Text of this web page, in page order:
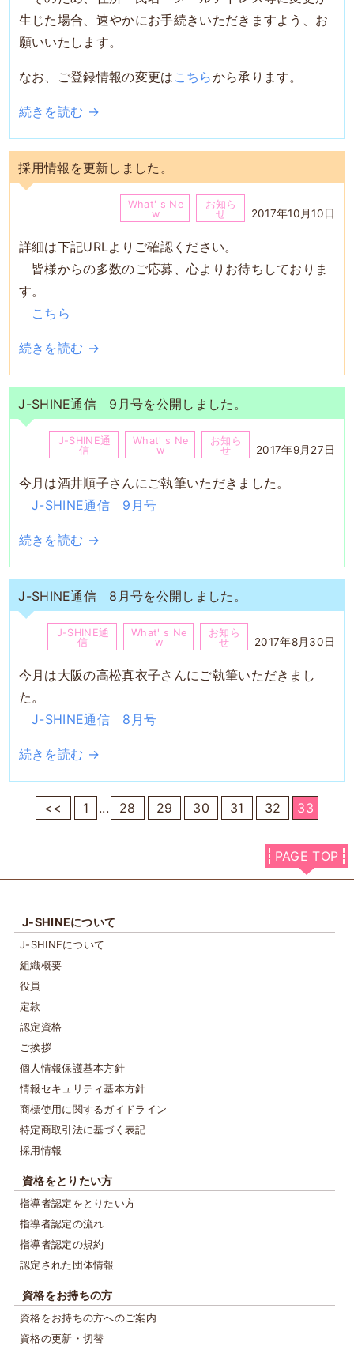
生じた場合、速やかにお手続きいただきますよう、お
願いいたします。
なお、ご登録情報の変更は こちらから承ります。
続きを読む →
採用情報を更新しました。
What' s Ne
w
お知ら
せ
2017年10月10日
詳細は下記URLよりご確認ください。
皆様からの多数のご応募、心よりお待ちしておりま
す。
こちら
続きを読む →
J-SHINE通信 9月号を公開しました。
J-SHINE通
信
What' s Ne
w
お知ら
せ
2017年9月27日
今月は酒井順子さんにご執筆いただきました。
J-SHINE通信 9月号
続きを読む →
J-SHINE通信 8月号を公開しました。
J-SHINE通
信
What' s Ne
w
お知ら
せ
2017年8月30日
今月は大阪の高松真衣子さんにご執筆いただきまし
た。
J-SHINE通信 8月号
続きを読む →
<< 1 ... 28 29 30 31 32 33
PAGE TOP
J-SHINEについて
J-SHINEについて
組織概要
役員
定款
認定資格
ご挨拶
個人情報保護基本方針
情報セキュリティ基本方針
商標使用に関するガイドライン
特定商取引法に基づく表記
採用情報
資格をとりたい方
指導者認定をとりたい方
指導者認定の流れ
指導者認定の規約
認定された団体情報
資格をお持ちの方
資格をお持ちの方へのご案内
資格の更新・切替